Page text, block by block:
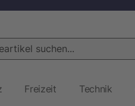
suchen...
Freizeit Technik